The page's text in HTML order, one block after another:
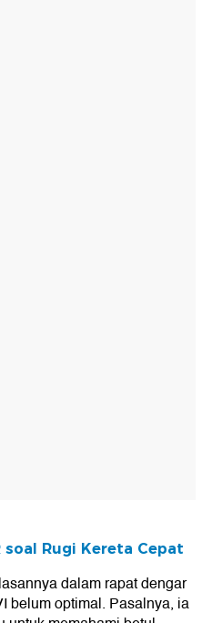
soal Rugi Kereta Cepat
dalam rapat dengar
belum optimal. Pasalnya, ia